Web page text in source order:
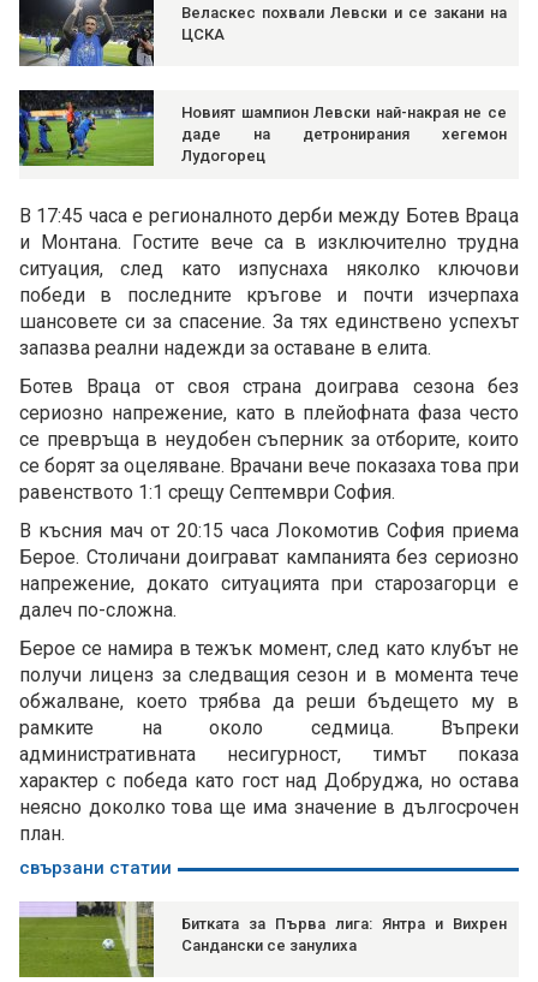
Веласкес похвали Левски и се закани на
ЦСКА
Новият шампион Левски най-накрая не се
даде на детронирания хегемон
Лудогорец
В 17:45 часа е регионалното дерби между Ботев Враца
и Монтана. Гостите вече са в изключително трудна
ситуация, след като изпуснаха няколко ключови
победи в последните кръгове и почти изчерпаха
шансовете си за спасение. За тях единствено успехът
запазва реални надежди за оставане в елита.
Ботев Враца от своя страна доиграва сезона без
сериозно напрежение, като в плейофната фаза често
се превръща в неудобен съперник за отборите, които
се борят за оцеляване. Врачани вече показаха това при
равенството 1:1 срещу Септември София.
В късния мач от 20:15 часа Локомотив София приема
Берое. Столичани доиграват кампанията без сериозно
напрежение, докато ситуацията при старозагорци е
далеч по-сложна.
Берое се намира в тежък момент, след като клубът не
получи лиценз за следващия сезон и в момента тече
обжалване, което трябва да реши бъдещето му в
рамките на около седмица. Въпреки
административната несигурност, тимът показа
характер с победа като гост над Добруджа, но остава
неясно доколко това ще има значение в дългосрочен
план.
свързани статии
Битката за Първа лига: Янтра и Вихрен
Сандански се занулиха